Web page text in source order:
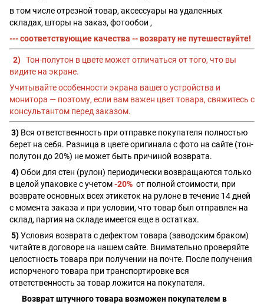
в том числе отрезной товар, аксессуары на удаленных
складах, шторы на заказ, фотообои ,
--- соответствующие качества -- возврату не путешествуйте!
2) Тон-полутон в цвете может отличаться от того, что вы
видите на экране.
Учитывайте особенности экрана вашего устройства и
монитора — поэтому, если вам важен цвет товара, свяжитесь с
консультантом перед заказом.
3) Вся ответственность при отправке покупателя полностью
берет на себя. Разница в цвете оригинала с фото на сайте (тон-
полутон до 20%) не может быть причиной возврата.
4)Обои для стен (рулон) периодически возвращаются только
в целой упаковке с учетом-20% от полной стоимости, при
возврате основных всех этикеток на рулоне в течение 14 дней
с момента заказа и при условии, что товар был отправлен на
склад, партия на складе имеется еще в остатках.
5)Условия возврата с дефектом товара (заводским браком)
читайте в договоре на нашем сайте. Внимательно проверяйте
целостность товара при получении на почте. После получения
испорченого товара при транспортировке вся
ответственность за товар ложится на покупателя.
Возврат штучного товара возможен покупателем в